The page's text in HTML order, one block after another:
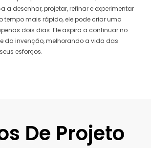
a desenhar, projetar, refinar e experimentar
tempo mais rápido, ele pode criar uma
dois dias. Ele aspira a continuar no
da invenção, melhorando a vida das
esforços.
De Projeto